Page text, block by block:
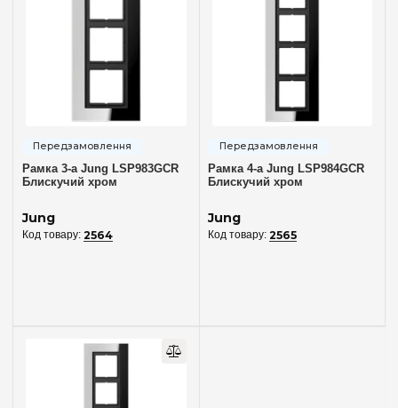
Рамка 3-а Jung LSP983GCR
Блискучий хром
Jung
2564
Рамка 4-а Jung LSP984GCR
Блискучий хром
Jung
2565